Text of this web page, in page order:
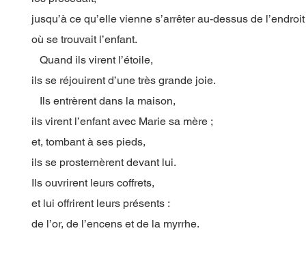
jusqu’à ce qu’elle vienne s’arrêter au-dessus de l’endroit
où se trouvait l’enfant.
Quand ils virent l’étoile,
ils se réjouirent d’une très grande joie.
Ils entrèrent dans la maison,
ils virent l’enfant avec Marie sa mère ;
et, tombant à ses pieds,
ils se prosternèrent devant lui.
Ils ouvrirent leurs coffrets,
et lui offrirent leurs présents :
de l’or, de l’encens et de la myrrhe.